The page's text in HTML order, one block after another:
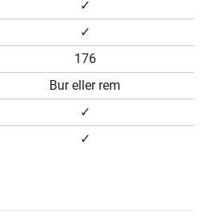
✓
✓
176
Bur eller rem
✓
✓